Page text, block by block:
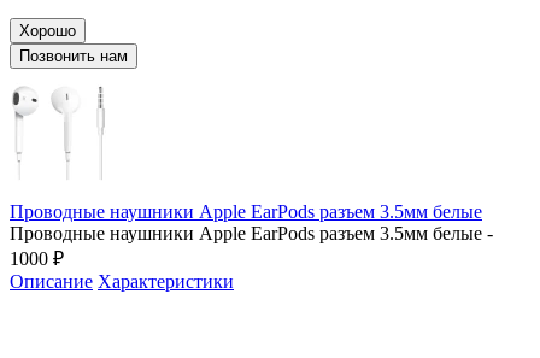
Хорошо
Позвонить нам
Проводные наушники Apple EarPods разъем 3.5мм белые
Проводные наушники Apple EarPods разъем 3.5мм белые -
1000 ₽
Описание Характеристики